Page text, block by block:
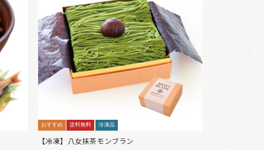
おすすめ 送料無料 冷凍品
【冷凍】八女抹茶モンブラン